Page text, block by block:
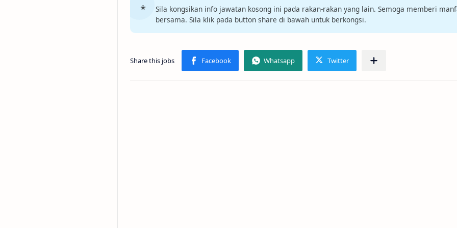
Sila kongsikan info jawatan kosong ini pada rakan-rakan yang lain. Semoga memberi
bersama. Sila klik pada button share di bawah untuk berkongsi.